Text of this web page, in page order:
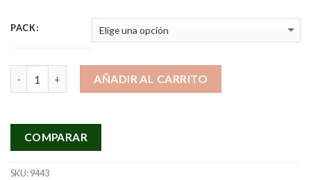
PACK:
AÑADIR AL CARRITO
COMPARAR
SKU:9443